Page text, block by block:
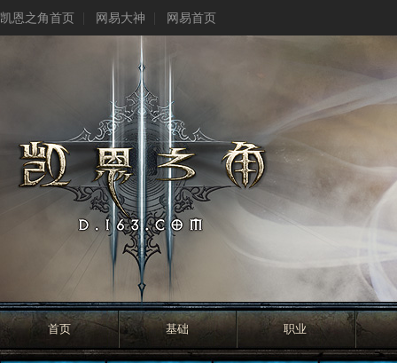
凯恩之角首页 网易大神 网易首页
首页 基础 职业